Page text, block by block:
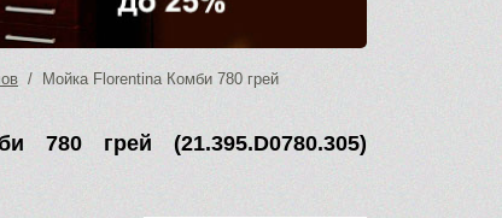
/ Мойка Florentina Комби 780 грей
780 грей (21.395.D0780.305)